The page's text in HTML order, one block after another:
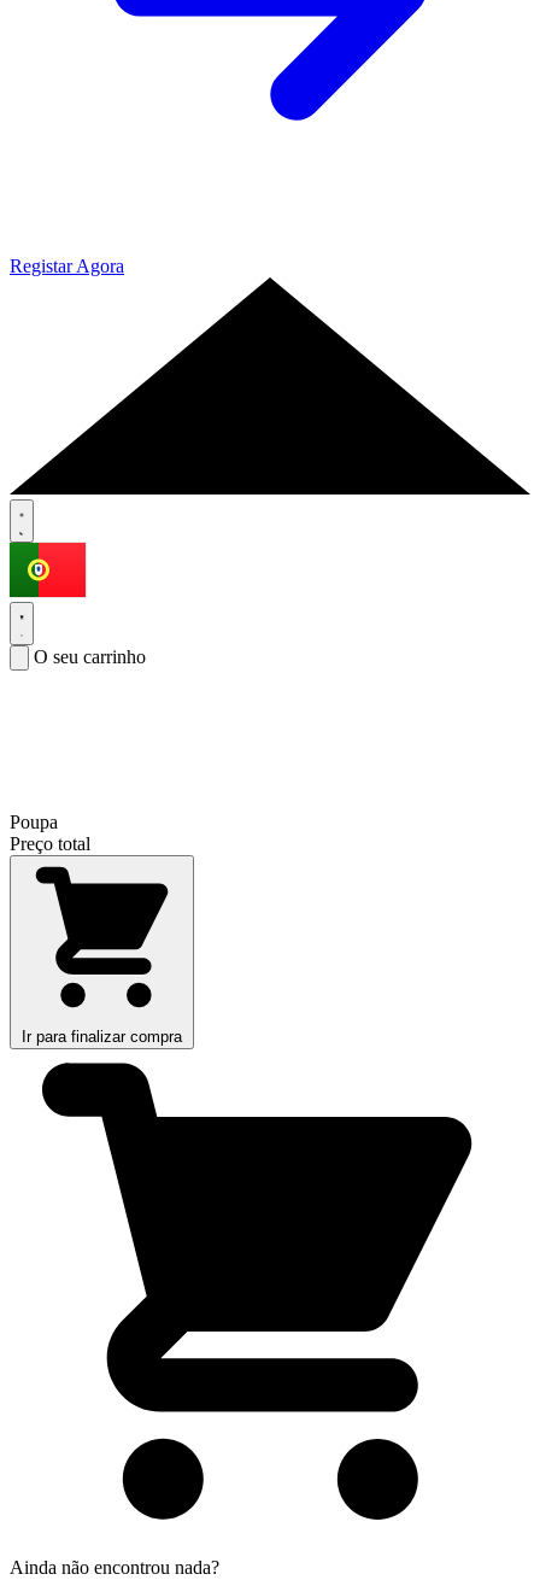
Registar Agora
O seu carrinho
Poupa
Preço total
Ir para finalizar compra
Ainda não encontrou nada?